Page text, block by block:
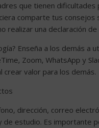
que tienen dificultades
comparte tus
realizar una declaración
Enseña a los demás a
Zoom, WhatsApp y
crear valor para los demás.
dirección, correo
estudio. Es importante